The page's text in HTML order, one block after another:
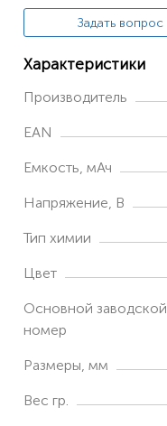
Задать вопрос
Характеристики
Производитель
EAN
Емкость, мАч
Напряжение, В
Тип химии
Цвет
Основной заводской
номер
Размеры, мм
Вес гр.